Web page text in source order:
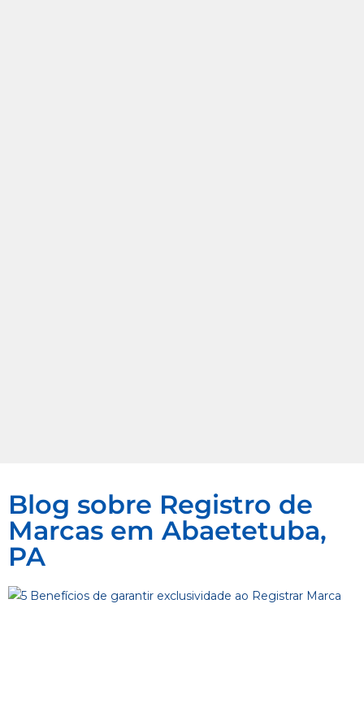
Blog sobre Registro de
Marcas em Abaetetuba,
PA